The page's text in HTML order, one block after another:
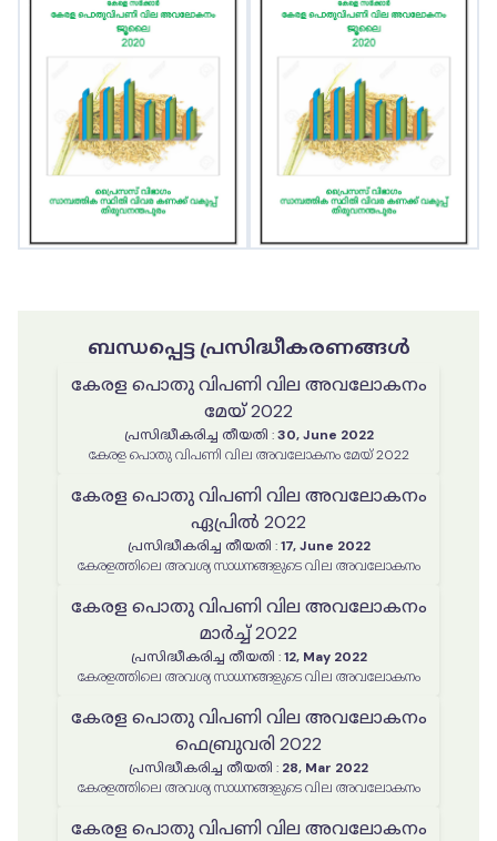
ബന്ധപ്പെട്ട പ്രസിദ്ധീകരണങ്ങൾ
കേരള പൊതു വിപണി വില അവലോകനം
മേയ് 2022
പ്രസിദ്ധീകരിച്ച തീയതി : 30, June 2022
കേരള പൊതു വിപണി വില അവലോകനം മേയ് 2022
കേരള പൊതു വിപണി വില അവലോകനം
ഏപ്രിൽ 2022
പ്രസിദ്ധീകരിച്ച തീയതി : 17, June 2022
കേരളത്തിലെ അവശ്യ സാധനങ്ങളുടെ വില അവലോകനം
കേരള പൊതു വിപണി വില അവലോകനം
മാർച്ച് 2022
പ്രസിദ്ധീകരിച്ച തീയതി : 12, May 2022
കേരളത്തിലെ അവശ്യ സാധനങ്ങളുടെ വില അവലോകനം
കേരള പൊതു വിപണി വില അവലോകനം
ഫെബ്രുവരി 2022
പ്രസിദ്ധീകരിച്ച തീയതി : 28, Mar 2022
കേരളത്തിലെ അവശ്യ സാധനങ്ങളുടെ വില അവലോകനം
കേരള പൊതു വിപണി വില അവലോകനം